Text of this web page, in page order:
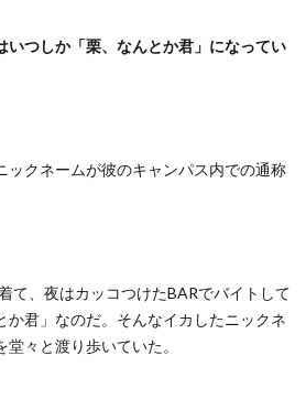
いつしか「栗、なんとか君」になってい
ックネームが彼のキャンパス内での通称
て、夜はカッコつけたBARでバイトして
か君」なのだ。そんなイカしたニックネ
々と渡り歩いていた。